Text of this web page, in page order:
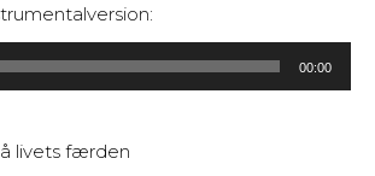
00:00
livets færden